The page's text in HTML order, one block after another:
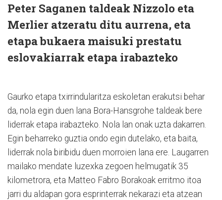
Peter Saganen taldeak Nizzolo eta
Merlier atzeratu ditu aurrena, eta
etapa bukaera maisuki prestatu
eslovakiarrak etapa irabazteko
Gaurko etapa txirrindularitza eskoletan erakutsi behar
da, nola egin duen lana Bora-Hansgrohe taldeak bere
liderrak etapa irabazteko. Nola lan onak uzta dakarren.
Egin beharreko guztia ondo egin dutelako, eta baita,
liderrak nola biribidu duen morroien lana ere. Laugarren
mailako mendate luzexka zegoen helmugatik 35
kilometrora, eta Matteo Fabro Borakoak erritmo itoa
jarri du aldapan gora esprinterrak nekarazi eta atzean